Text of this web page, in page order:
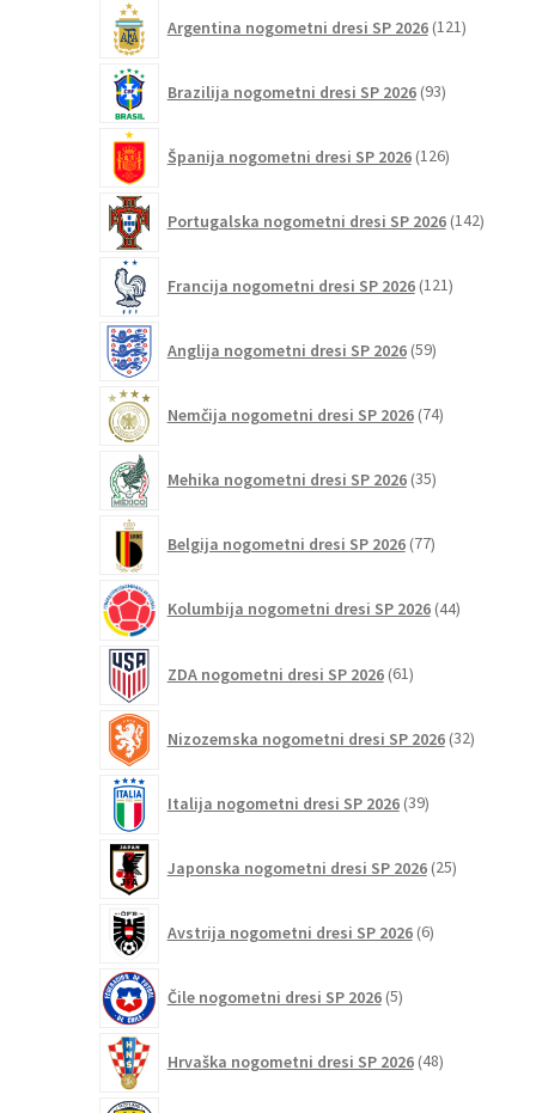
Argentina nogometni dresi SP 2026 121izdelkov
Brazilija nogometni dresi SP 2026 93izdelkov
Španija nogometni dresi SP 2026 126izdelkov
Portugalska nogometni dresi SP 2026 142
Francija nogometni dresi SP 2026 121izdelkov
Anglija nogometni dresi SP 2026 59izdelkov
Nemčija nogometni dresi SP 2026 74izdelkov
Mehika nogometni dresi SP 2026 35izdelkov
Belgija nogometni dresi SP 2026 77izdelkov
Kolumbija nogometni dresi SP 2026 44izdelkov
ZDA nogometni dresi SP 2026 61izdelkov
Nizozemska nogometni dresi SP 2026 32izdelkov
Italija nogometni dresi SP 2026 39izdelkov
Japonska nogometni dresi SP 2026 25izdelkov
Avstrija nogometni dresi SP 2026 6izdelkov
Čile nogometni dresi SP 2026 5izdelkov
Hrvaška nogometni dresi SP 2026 48izdelkov